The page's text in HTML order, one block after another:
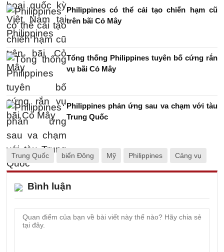
Philippines có thể cải tạo chiến hạm cũ
trên bãi Cỏ Mây
Tổng thống Philippines tuyên bố cứng rắn
vụ bãi Cỏ Mây
Philippines phản ứng sau va chạm với tàu
Trung Quốc
Trung Quốc biển Đông Mỹ Philippines Cảng vụ
Bình luận